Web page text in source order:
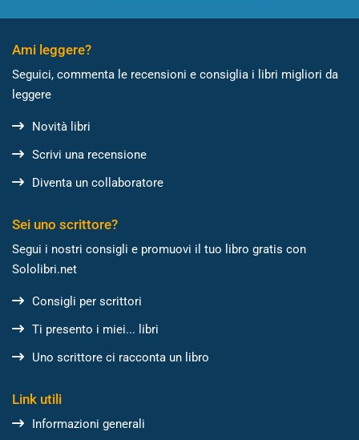
Ami leggere?
Seguici, commenta le recensioni e consiglia i libri migliori da
leggere
Novità libri
Scrivi una recensione
Diventa un collaboratore
Sei uno scrittore?
Segui i nostri consigli e promuovi il tuo libro gratis con
Sololibri.net
Consigli per scrittori
Ti presento i miei... libri
Uno scrittore ci racconta un libro
Link utili
Informazioni generali